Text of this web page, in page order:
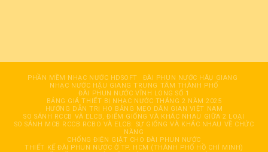
PHẦN MỀM NHẠC NƯỚC HDSOFT
ĐÀI PHUN NƯỚC HÂỤ GIANG
NHẠC NƯỚC HẬU GIANG TRUNG TÂM THÀNH PHỐ
ĐÀI PHUN NƯỚC VĨNH LONG SỐ 1
BẢNG GIÁ THIẾT BỊ NHẠC NƯỚC THÁNG 2 NĂM 2025
HƯỚNG DẪN TRỊ HO BẰNG MẸO DÂN GIAN VIỆT NAM
SO SÁNH RCCB VÀ ELCB, ĐIỂM GIỐNG VÀ KHÁC NHAU GIỮA 2 LOẠI
SO SÁNH MCB RCCB RCBO VÀ ELCB: SỰ GIỐNG VÀ KHÁC NHAU VỀ CHỨC
NĂNG
CHỐNG ĐIỆN GIẬT CHO ĐÀI PHUN NƯỚC
THIẾT KẾ ĐÀI PHUN NƯỚC Ở TP. HCM (THÀNH PHỐ HỒ CHÍ MINH)